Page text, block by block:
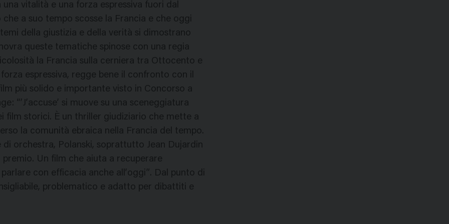
vitalità e una forza espressiva fuori dal
a suo tempo scosse la Francia e che oggi
della giustizia e della verità si dimostrano
queste tematiche spinose con una regia
la Francia sulla cerniera tra Ottocento e
espressiva, regge bene il confronto con il
più solido e importante visto in Concorso a
“’J’accuse’ si muove su una sceneggiatura
film storici. È un thriller giudiziario che mette a
la comunità ebraica nella Francia del tempo.
orchestra, Polanski, soprattutto Jean Dujardin
Un film che aiuta a recuperare
con efficacia anche all’oggi”. Dal punto di
problematico e adatto per dibattiti e